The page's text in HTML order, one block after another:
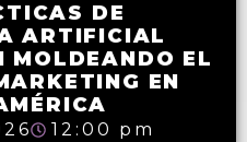
DE
ARTIFICIAL
MOLDEANDO EL
EN
12:00 pm